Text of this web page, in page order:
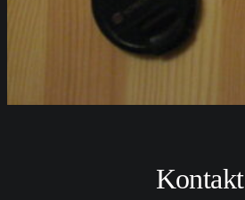
Kontakt